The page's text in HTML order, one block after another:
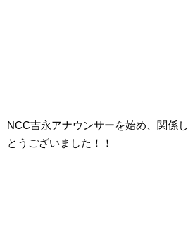
NCC吉永アナウンサーを始め、関係
とうございました！！